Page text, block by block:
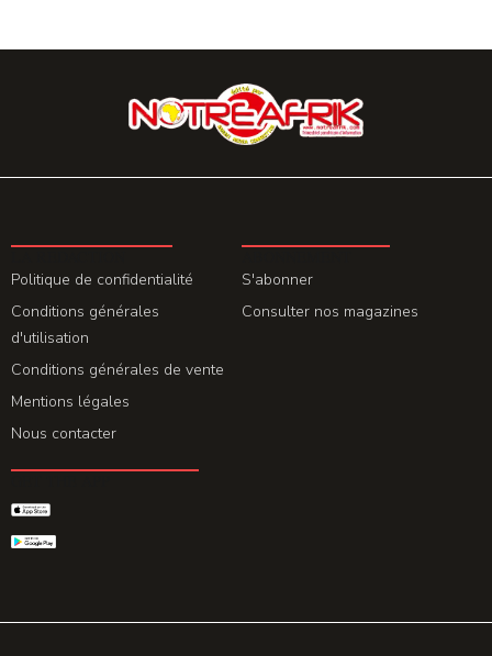
Politique de confidentialité
Conditions générales
d'utilisation
Conditions générales de vente
Mentions légales
Nous contacter
S'abonner
Consulter nos magazines